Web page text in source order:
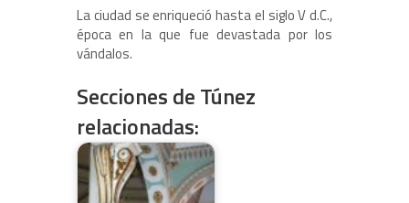
La ciudad se enriqueció hasta el siglo V d.C.,
época en la que fue devastada por los
vándalos.
Secciones de Túnez
relacionadas: